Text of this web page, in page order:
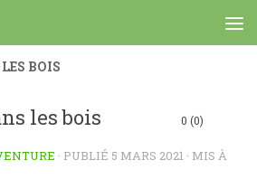
BOIS
les bois 0 (0)
· PUBLIÉ 5 MARS 2021 · MIS À